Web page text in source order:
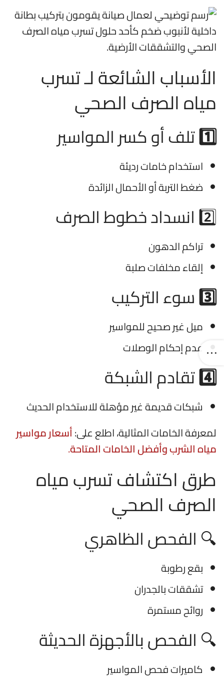
الأسباب الشائعة لـ تسرب
مياه الصرف الصحي
1️⃣تلف أو كسر المواسير
استخدام خامات رديئة
ضغط التربة أو الأحمال الزائدة
2️⃣ انسداد خطوط الصرف
تراكم الدهون
إلقاء مخلفات صلبة
3️⃣سوء التركيب
ميل غير صحيح للمواسير
عدم إحكام الوصلات
4️⃣تقادم الشبكة
شبكات قديمة غير مؤهلة للاستخدام الحديث
لمعرفة الخامات المثالية، اطلع على:أسعار مواسير
مياه الشرب وأفضل الخامات المتاحة.
طرق اكتشاف تسرب مياه
الصرف الصحي
🔍 الفحص الظاهري
بقع رطوبة
تشققات بالجدران
روائح مستمرة
🔍 الفحص بالأجهزة الحديثة
كاميرات فحص المواسير